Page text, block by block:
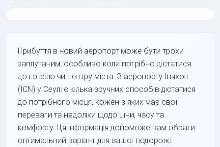
Прибуття в новий аеропорт може бути трохи
заплутаним, особливо коли потрібно дістатися
до готелю чи центру міста. З аеропорту Інчхон
(ICN) у Сеулі є кілька зручних способів дістатися
до потрібного місця, кожен з яких має свої
переваги та недоліки щодо ціни, часу та
комфорту. Ця інформація допоможе вам обрати
оптимальний варіант для вашої подорожі.